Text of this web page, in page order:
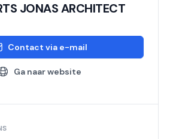
JONAS ARCHITECT
Contact via e-mail
Ga naar website